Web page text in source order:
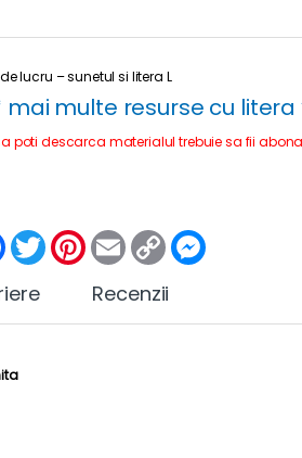
lucru – sunetul si litera L
mai multe resurse cu litera
poti descarca materialul trebuie sa fii
F
a
e
o
T
w
e
P
i
r
E
m
i
C
o
y
i
M
e
n
Recenzii